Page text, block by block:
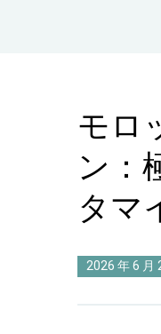
モロ
ン：
タマ
2026 年 6 月